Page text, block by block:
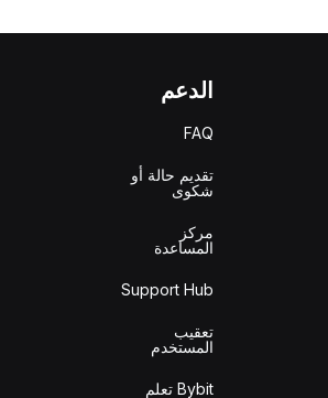
الدعم
FAQ
تقديم حالة أو
شكوى
مركز
المساعدة
Support Hub
تعقيب
المستخدم
Bybit تعلم